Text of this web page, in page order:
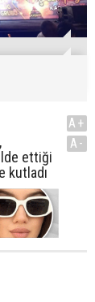
ettiği
kutladı
A+
A-